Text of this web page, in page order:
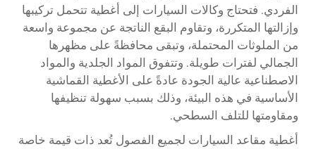
الفردي. فتحتاج وكالات السيارات إلى أغطية تتحمل تركيبها
وإزالتها المتكررة، وتقاوم البقع الناتجة عن مجموعة واسعة
من الملوثات المحتملة، وتبقى محافظةً على مظهرها
الجمالي لفترات طويلة. وتتفوق المواد الجلدية والمواد
الاصطناعية عالية الجودة عادةً على الأغطية القماشية
الأساسية في هذه البيئة، وذلك بسبب سهولة تنظيفها
ومقاومتها للتلف السطحي.
أغطية مقاعد السيارات لجميع الفصول تُعد ذات قيمة خاصة